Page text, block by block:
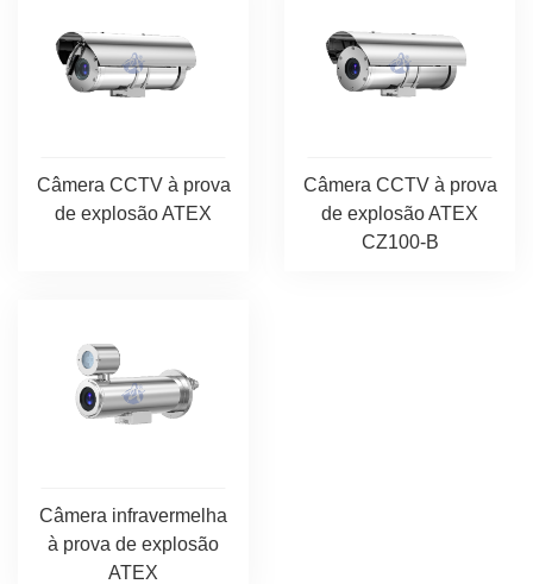
Câmera CCTV à prova
de explosão ATEX
Câmera CCTV à prova
de explosão ATEX
CZ100-B
Câmera infravermelha
à prova de explosão
ATEX